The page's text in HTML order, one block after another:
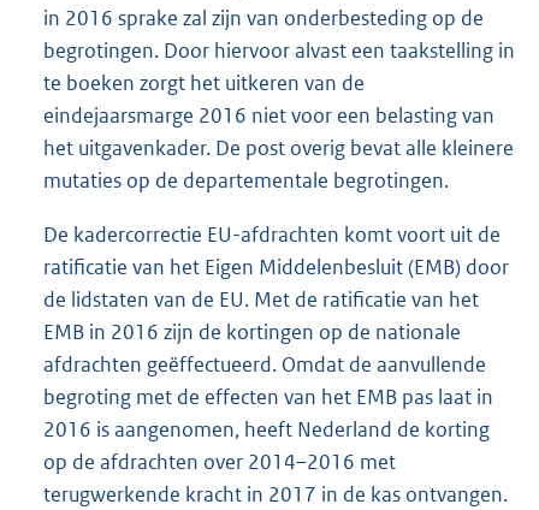
in 2016 sprake zal zijn van onderbesteding op de
begrotingen. Door hiervoor alvast een taakstelling in
te boeken zorgt het uitkeren van de
eindejaarsmarge 2016 niet voor een belasting van
het uitgavenkader. De post overig bevat alle kleinere
mutaties op de departementale begrotingen.
De kadercorrectie EU-afdrachten komt voort uit de
ratificatie van het Eigen Middelenbesluit (EMB) door
de lidstaten van de EU. Met de ratificatie van het
EMB in 2016 zijn de kortingen op de nationale
afdrachten geëffectueerd. Omdat de aanvullende
begroting met de effecten van het EMB pas laat in
2016 is aangenomen, heeft Nederland de korting
op de afdrachten over 2014–2016 met
terugwerkende kracht in 2017 in de kas ontvangen.